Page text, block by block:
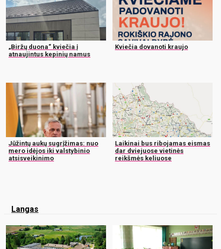
„Biržų duona“ kviečia į
atnaujintus kepinių namus
Kviečia dovanoti kraujo
Jūžintų aukų sugrįžimas: nuo
mero idėjos iki valstybinio
atsisveikinimo
Laikinai bus ribojamas eismas
dar dviejuose vietinės
reikšmės keliuose
Langas